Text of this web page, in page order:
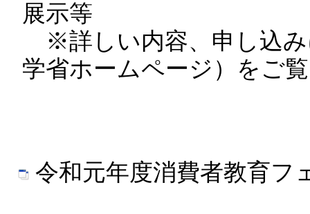
展示等
※詳しい内容、申し込み
学省ホームページ）をご
令和元年度消費者教育フ